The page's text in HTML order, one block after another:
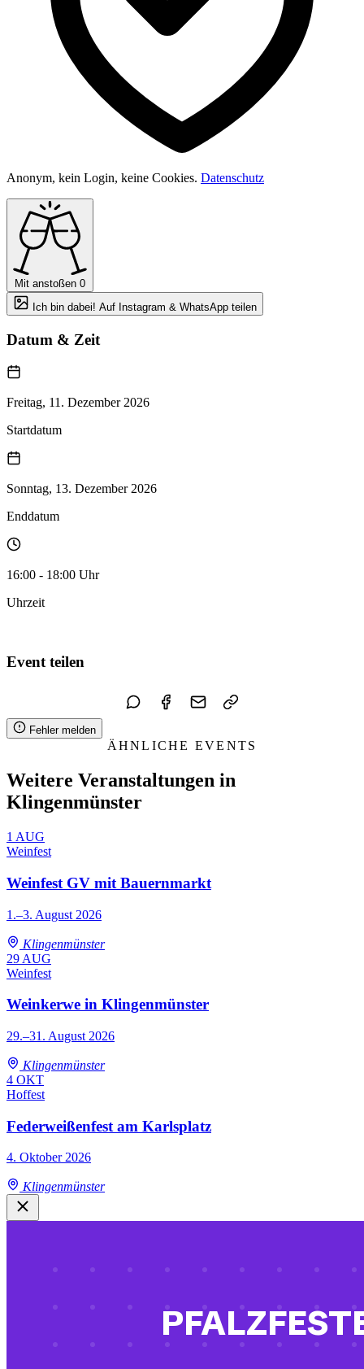
Anonym, kein Login, keine Cookies. Datenschutz
Mit anstoßen 0
Ich bin dabei! Auf Instagram & WhatsApp teilen
Datum & Zeit
Freitag, 11. Dezember 2026
Startdatum
Sonntag, 13. Dezember 2026
Enddatum
16:00 - 18:00 Uhr
Uhrzeit
Event teilen
Fehler melden
ÄHNLICHE EVENTS
Weitere Veranstaltungen in
Klingenmünster
1 AUG
Weinfest
Weinfest GV mit Bauernmarkt
1.–3. August 2026
Klingenmünster
29 AUG
Weinfest
Weinkerwe in Klingenmünster
29.–31. August 2026
Klingenmünster
4 OKT
Hoffest
Federweißenfest am Karlsplatz
4. Oktober 2026
Klingenmünster